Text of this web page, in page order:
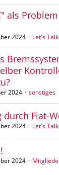
als
2024 Let's
2024 sonstiges
durch Fiat-
2024 Let's
2024